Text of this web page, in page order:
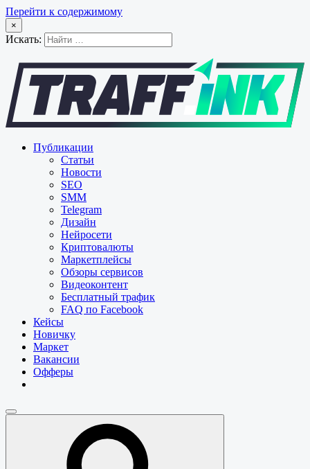
Перейти к содержимому
×
Искать:
Публикации
Статьи
Новости
SEO
SMM
Telegram
Дизайн
Нейросети
Криптовалюты
Маркетплейсы
Обзоры сервисов
Видеоконтент
Бесплатный трафик
FAQ по Facebook
Кейсы
Новичку
Маркет
Вакансии
Офферы